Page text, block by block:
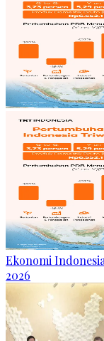
Ekonomi
2026